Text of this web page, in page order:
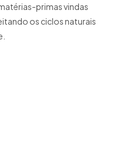
primas vindas
os ciclos naturais